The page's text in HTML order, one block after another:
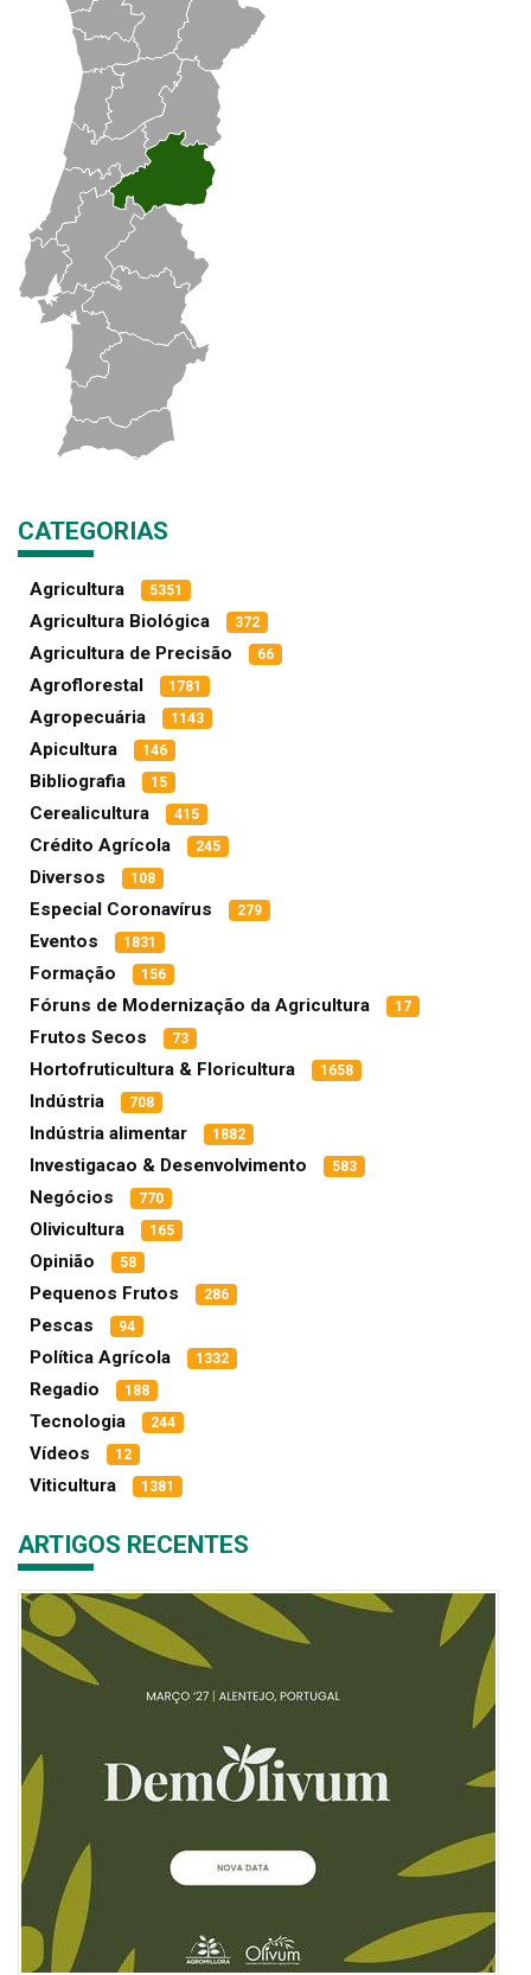
CATEGORIAS
Agricultura 5351
Agricultura Biológica 372
Agricultura de Precisão 66
Agroflorestal 1781
Agropecuária 1143
Apicultura 146
Bibliografia 15
Cerealicultura 415
Crédito Agrícola 245
Diversos 108
Especial Coronavírus 279
Eventos 1831
Formação 156
Fóruns de Modernização da Agricultura 17
Frutos Secos 73
Hortofruticultura & Floricultura 1658
Indústria 708
Indústria alimentar 1882
Investigacao & Desenvolvimento 583
Negócios 770
Olivicultura 165
Opinião 58
Pequenos Frutos 286
Pescas 94
Política Agrícola 1332
Regadio 188
Tecnologia 244
Vídeos 12
Viticultura 1381
ARTIGOS RECENTES